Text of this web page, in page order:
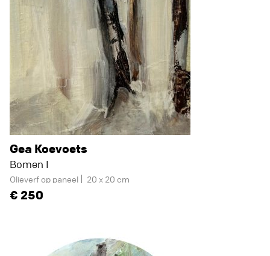
Gea Koevoets
Bomen I
Olieverf op paneel 20 x 20 cm
250